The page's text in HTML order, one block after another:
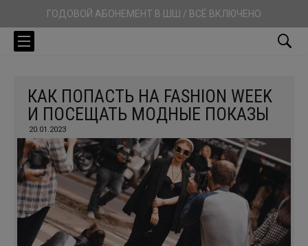
ГОДОВОЙ АБОНЕМЕНТ В ШШ / ВСЁ ВКЛЮЧЕНО
КАК ПОПАСТЬ НА FASHION WEEK
И ПОСЕЩАТЬ МОДНЫЕ ПОКАЗЫ
20.01.2023